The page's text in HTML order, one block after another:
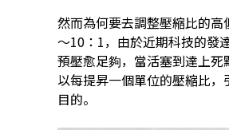
然而為何要去調整壓縮比的
～10：1，由於近期科技的發
預壓愈足夠，當活塞到達上
以每提昇一個單位的壓縮比
目的。